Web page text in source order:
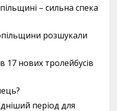
– сильна спека
розшукали
17 нових тролейбусів
період для